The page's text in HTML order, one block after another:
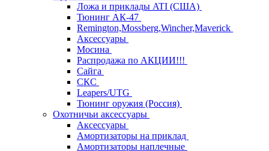
Ложа и приклады ATI (США)
Тюнинг АК-47
Remington,Mossberg,Wincher,Maverick
Аксессуары
Мосина
Распродажа по АКЦИИ!!!
Сайга
СКС
Leapers/UTG
Тюнинг оружия (Россия)
Охотничьи аксессуары
Аксессуары
Амортизаторы на приклад
Амортизаторы наплечные